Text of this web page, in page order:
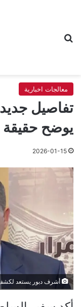
معالجات اخبارية
تفاصيل
يوضح حقيقة
2026-01-15
أشرف دبور يستعد لكشف